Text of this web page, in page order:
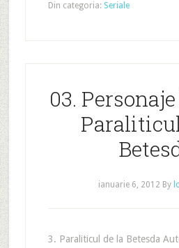
Din categoria: Seriale
03.
ianuarie 6, 2012 By
3. Paraliticul de la Betesda